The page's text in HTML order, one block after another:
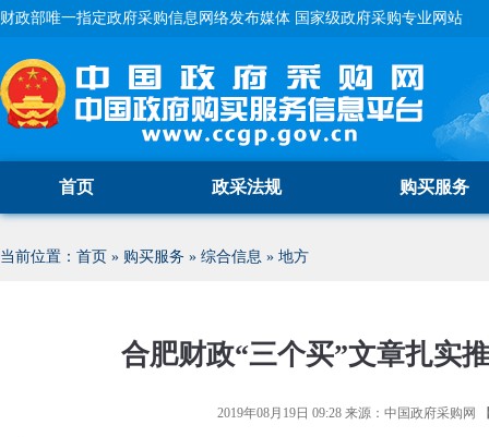
财政部唯一指定政府采购信息网络发布媒体 国家级政府采购专业网站
首页 政采法规 购买服务
当前位置： 首页 » 购买服务 » 综合信息 » 地方
合肥财政“三个买”文章扎实
2019年08月19日 09:28来源： 中国政府采购网